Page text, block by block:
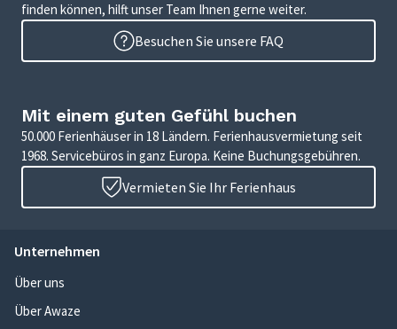
finden können, hilft unser Team Ihnen gerne weiter.
Besuchen Sie unsere FAQ
Mit einem guten Gefühl buchen
50.000 Ferienhäuser in 18 Ländern. Ferienhausvermietung seit
1968. Servicebüros in ganz Europa. Keine Buchungsgebühren.
Vermieten Sie Ihr Ferienhaus
Unternehmen
Über uns
Über Awaze